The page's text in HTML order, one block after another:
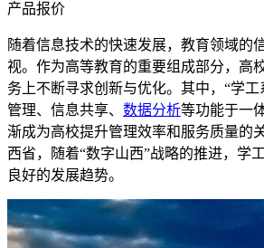
产品报价
随着信息技术的快速发展，教育领域的
视。作为高等教育的重要组成部分，高
务上不断寻求创新与优化。其中，“学
管理、信息共享、 数据分析等功能于一
渐成为高校提升管理效率和服务质量的
西省，随着“数字山西”战略的推进，学
良好的发展趋势。